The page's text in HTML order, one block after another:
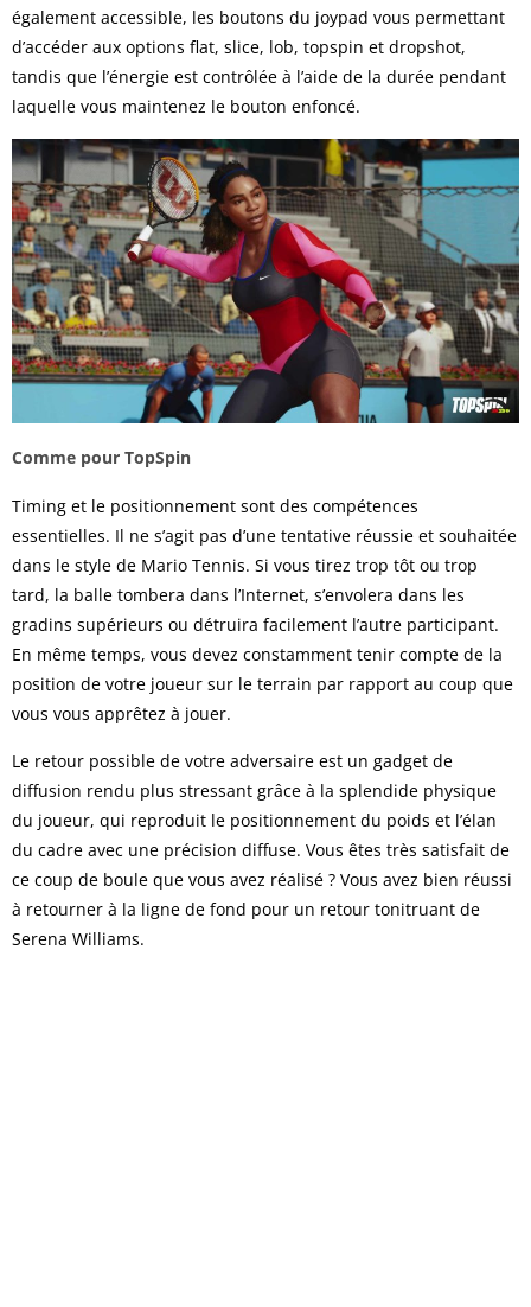
également accessible, les boutons du joypad vous permettant
d’accéder aux options flat, slice, lob, topspin et dropshot,
tandis que l’énergie est contrôlée à l’aide de la durée pendant
laquelle vous maintenez le bouton enfoncé.
Comme pour TopSpin
Timing et le positionnement sont des compétences
essentielles. Il ne s’agit pas d’une tentative réussie et souhaitée
dans le style de Mario Tennis. Si vous tirez trop tôt ou trop
tard, la balle tombera dans l’Internet, s’envolera dans les
gradins supérieurs ou détruira facilement l’autre participant.
En même temps, vous devez constamment tenir compte de la
position de votre joueur sur le terrain par rapport au coup que
vous vous apprêtez à jouer.
Le retour possible de votre adversaire est un gadget de
diffusion rendu plus stressant grâce à la splendide physique
du joueur, qui reproduit le positionnement du poids et l’élan
du cadre avec une précision diffuse. Vous êtes très satisfait de
ce coup de boule que vous avez réalisé ? Vous avez bien réussi
à retourner à la ligne de fond pour un retour tonitruant de
Serena Williams.